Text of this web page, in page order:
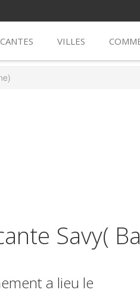
VILLES
Savy(
a lieu le